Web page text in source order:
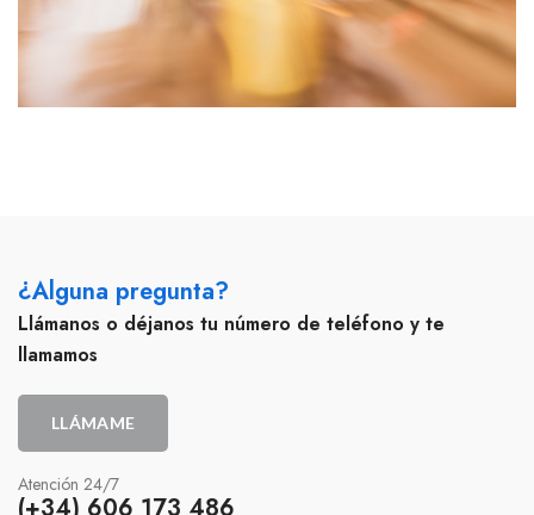
¿Alguna pregunta?
Llámanos o déjanos tu número de teléfono y te
llamamos
LLÁMAME
Atención 24/7
(+34) 606 173 486